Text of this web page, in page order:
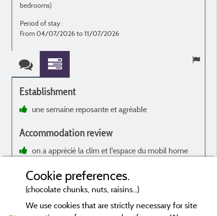
bedrooms)
Period of stay :
From 04/07/2026 to 11/07/2026
Establishment
une semaine reposante et agréable
Accommodation review
on a apprécié la clim et l'espace du mobil home
Cookie preferences.
(chocolate chunks, nuts, raisins...)
We use cookies that are strictly necessary for site